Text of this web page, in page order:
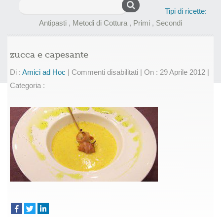
Tipi di ricette:
Antipasti , Metodi di Cottura , Primi , Secondi
zucca e capesante
Di : Amici ad Hoc | Commenti disabilitatisu
capesante
| On : 29 Aprile 2012 |
Categoria :